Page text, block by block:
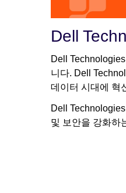
Dell
Dell
니다. Dell
데이터 시대에 혁
Dell
및 보안을 강화하